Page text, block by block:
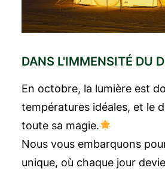
DANS L'IMMENSITÉ DU
En octobre, la lumière est
températures idéales, et le
toute sa magie.
Nous vous embarquons
unique, où chaque jour